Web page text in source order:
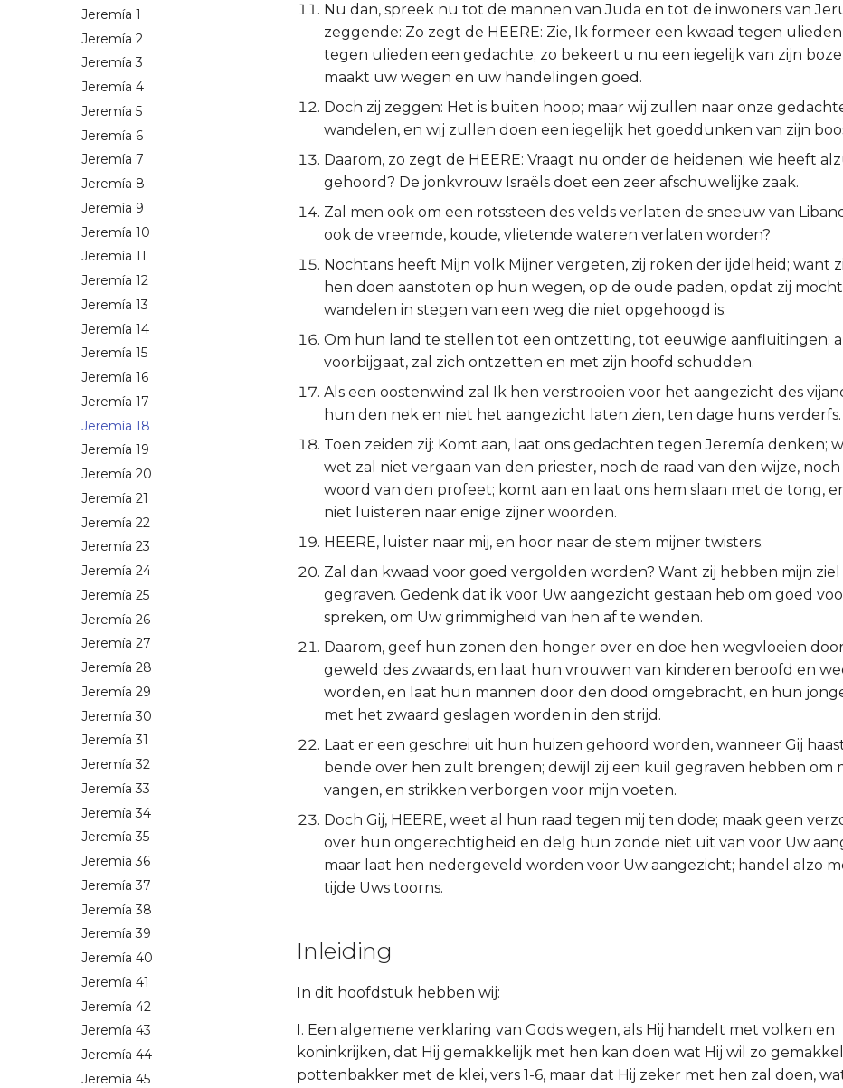
Jeremía 1
Jeremía 2
Jeremía 3
Jeremía 4
Jeremía 5
Jeremía 6
Jeremía 7
Jeremía 8
Jeremía 9
Jeremía 10
Jeremía 11
Jeremía 12
Jeremía 13
Jeremía 14
Jeremía 15
Jeremía 16
Jeremía 17
Jeremía 18
Jeremía 19
Jeremía 20
Jeremía 21
Jeremía 22
Jeremía 23
Jeremía 24
Jeremía 25
Jeremía 26
Jeremía 27
Jeremía 28
Jeremía 29
Jeremía 30
Jeremía 31
Jeremía 32
Jeremía 33
Jeremía 34
Jeremía 35
Jeremía 36
Jeremía 37
Jeremía 38
Jeremía 39
Jeremía 40
Jeremía 41
Jeremía 42
Jeremía 43
Jeremía 44
Jeremía 45
Nu dan, spreek nu tot de mannen van Juda en tot de inwoners van
zeggende: Zo zegt de HEERE: Zie, Ik formeer een kwaad tegen
tegen ulieden een gedachte; zo bekeert u nu een iegelijk van zijn
maakt uw wegen en uw handelingen goed.
Doch zij zeggen: Het is buiten hoop; maar wij zullen naar onze
wandelen, en wij zullen doen een iegelijk het goeddunken van zijn
Daarom, zo zegt de HEERE: Vraagt nu onder de heidenen; wie heeft
gehoord? De jonkvrouw Israëls doet een zeer afschuwelijke zaak.
Zal men ook om een rotssteen des velds verlaten de sneeuw van
ook de vreemde, koude, vlietende wateren verlaten worden?
Nochtans heeft Mijn volk Mijner vergeten, zij roken der ijdelheid; want
hen doen aanstoten op hun wegen, op de oude paden, opdat zij
wandelen in stegen van een weg die niet opgehoogd is;
Om hun land te stellen tot een ontzetting, tot eeuwige aanfluitingen;
voorbijgaat, zal zich ontzetten en met zijn hoofd schudden.
Als een oostenwind zal Ik hen verstrooien voor het aangezicht des
hun den nek en niet het aangezicht laten zien, ten dage huns verderfs.
Toen zeiden zij: Komt aan, laat ons gedachten tegen Jeremía denken;
wet zal niet vergaan van den priester, noch de raad van den wijze,
woord van den profeet; komt aan en laat ons hem slaan met de tong,
niet luisteren naar enige zijner woorden.
HEERE, luister naar mij, en hoor naar de stem mijner twisters.
Zal dan kwaad voor goed vergolden worden? Want zij hebben mijn ziel
gegraven. Gedenk dat ik voor Uw aangezicht gestaan heb om goed
spreken, om Uw grimmigheid van hen af te wenden.
Daarom, geef hun zonen den honger over en doe hen wegvloeien
geweld des zwaards, en laat hun vrouwen van kinderen beroofd en
worden, en laat hun mannen door den dood omgebracht, en hun
met het zwaard geslagen worden in den strijd.
Laat er een geschrei uit hun huizen gehoord worden, wanneer Gij
bende over hen zult brengen; dewijl zij een kuil gegraven hebben om
vangen, en strikken verborgen voor mijn voeten.
Doch Gij, HEERE, weet al hun raad tegen mij ten dode; maak geen
over hun ongerechtigheid en delg hun zonde niet uit van voor Uw
maar laat hen nedergeveld worden voor Uw aangezicht; handel alzo
tijde Uws toorns.
Inleiding
In dit hoofdstuk hebben wij:
I. Een algemene verklaring van Gods wegen, als Hij handelt met volken en
koninkrijken, dat Hij gemakkelijk met hen kan doen wat Hij wil zo
pottenbakker met de klei, vers 1-6, maar dat Hij zeker met hen zal doen,